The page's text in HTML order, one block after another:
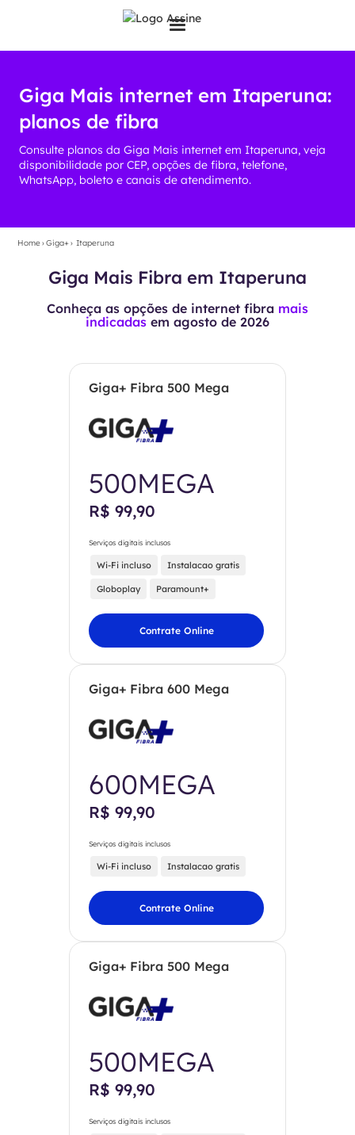
Giga Mais internet em Itaperuna:
planos de fibra
Consulte planos da Giga Mais internet em Itaperuna, veja
disponibilidade por CEP, opções de fibra, telefone,
WhatsApp, boleto e canais de atendimento.
Home›Giga+› Itaperuna
Giga Mais Fibra em Itaperuna
Conheça as opções de internet fibra mais
indicadas em agosto de 2026
Giga+ Fibra 500 Mega
500MEGA
R$ 99,90
Serviços digitais inclusos
Wi-Fi incluso Instalacao gratis
Globoplay Paramount+
Contrate Online
Giga+ Fibra 600 Mega
600MEGA
R$ 99,90
Serviços digitais inclusos
Wi-Fi incluso Instalacao gratis
Contrate Online
Giga+ Fibra 500 Mega
500MEGA
R$ 99,90
Serviços digitais inclusos